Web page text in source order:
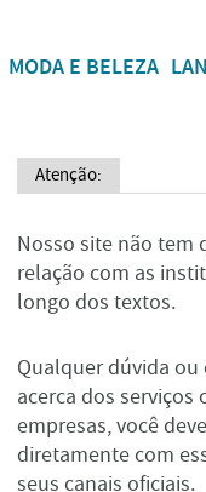
MODA E BELEZA
Atenção:
Nosso site não tem
relação com as
longo dos textos.
Qualquer dúvida
acerca dos serviços
empresas, você
diretamente com
seus canais oficiais.